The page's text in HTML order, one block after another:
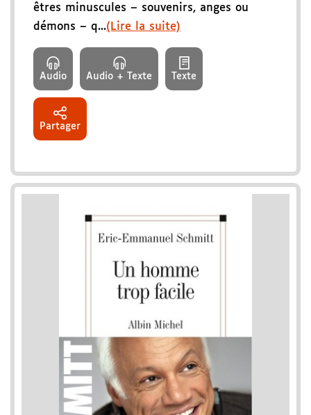
êtres minuscules – souvenirs, anges ou
démons – q...(Lire la suite)
Audio Audio + Texte Texte
Partager